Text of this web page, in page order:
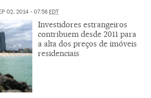
02, 2014 - 07:58 EDT
Investidores estrangeiros
contribuem desde 2011 para
a alta dos preços de imóveis
residenciais